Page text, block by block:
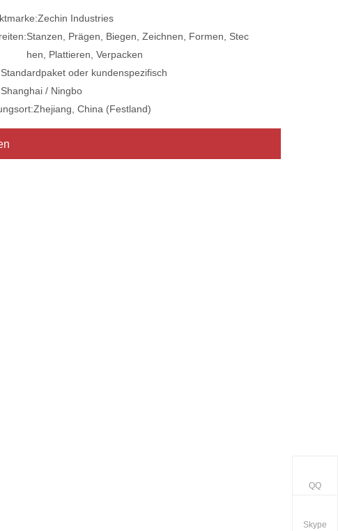
Zechin Industries
Stanzen, Prägen, Biegen, Zeichnen, Formen, Stec
hen, Plattieren, Verpacken
Standardpaket oder kundenspezifisch
Shanghai / Ningbo
Zhejiang, China (Festland)
QQ
Skype